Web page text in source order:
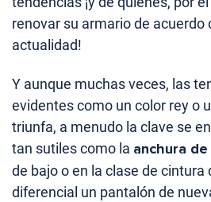
renovar su armario de acuerdo
actualidad!
Y aunque muchas veces, las
evidentes como un color rey o
triunfa, a menudo la clave se
tan sutiles como la anchura
de bajo o en la clase de cintura
diferencial un pantalón de